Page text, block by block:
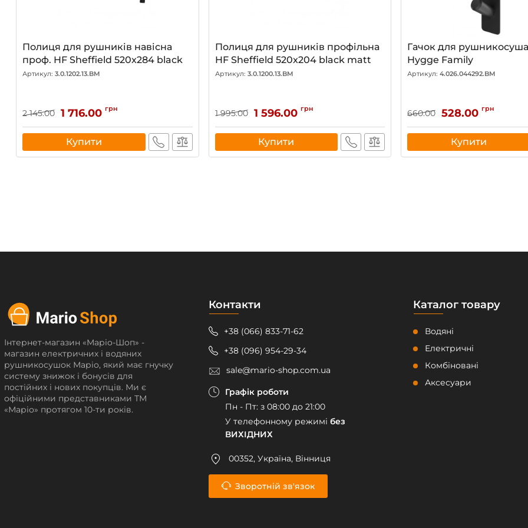
Полиця для рушників навісна
проф. HF Sheffield 520x284 black
Артикул: 3.0.1202.13.BM
2 145.00 1 716.00 грн
Купити
Полиця для рушників профільна
HF Sheffield 520x204 black matt
Артикул: 3.0.1200.13.BM
1 995.00 1 596.00 грн
Купити
Гачок для
Hygge Family
Артикул: 4.026.044292.BM
660.00 528.00 грн
Купити
Інтернет-магазин «Маріо-Шоп» -
магазин електричних і водяних
рушникосушок Маріо, який має гнучку
систему знижок і бонусів для
постійних і нових покупців. Ми є
офіційними представниками ТМ
«Маріо» протягом 10-ти років.
Контакти
+38 (066) 833-71-62
+38 (096) 954-29-34
sale@mario-shop.com.ua
Графік роботи
Пн - Пт: з 08:00 до 21:00
У телефонному режимі без
ВИХІДНИХ
00352, Україна, Вінниця
Зворотній зв'язок
Каталог товару
Водяні
Електричні
Комбіновані
Аксесуари